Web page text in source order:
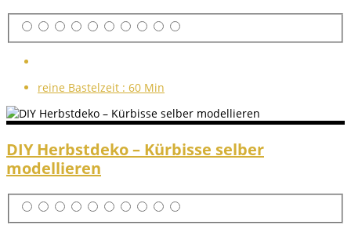
reine Bastelzeit : 60 Min
DIY Herbstdeko – Kürbisse selber
modellieren